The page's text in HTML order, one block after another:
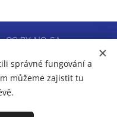
CC BY-NC-SA 4.0.
All rights reserved.
správné fungování a
můžeme zajistit tu